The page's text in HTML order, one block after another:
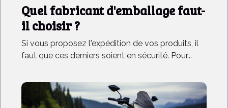
Quel fabricant d'emballage faut-
il choisir ?
Si vous proposez l'expédition de vos produits, il
faut que ces derniers soient en sécurité. Pour...